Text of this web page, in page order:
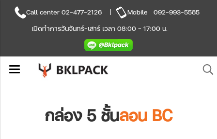
Call center 02-477-2126 | Mobile 092-993-5585
เปิดทำการวันจันทร์-เสาร์ เวลา 08:00 - 17:00 น.
กล่อง 5 ชั้นลอน BC